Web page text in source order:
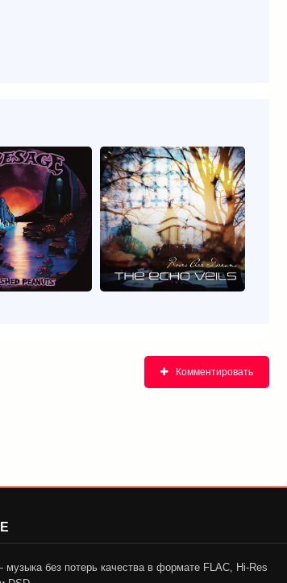
Комментировать
музыка без потерь качества в формате FLAC, Hi-Res